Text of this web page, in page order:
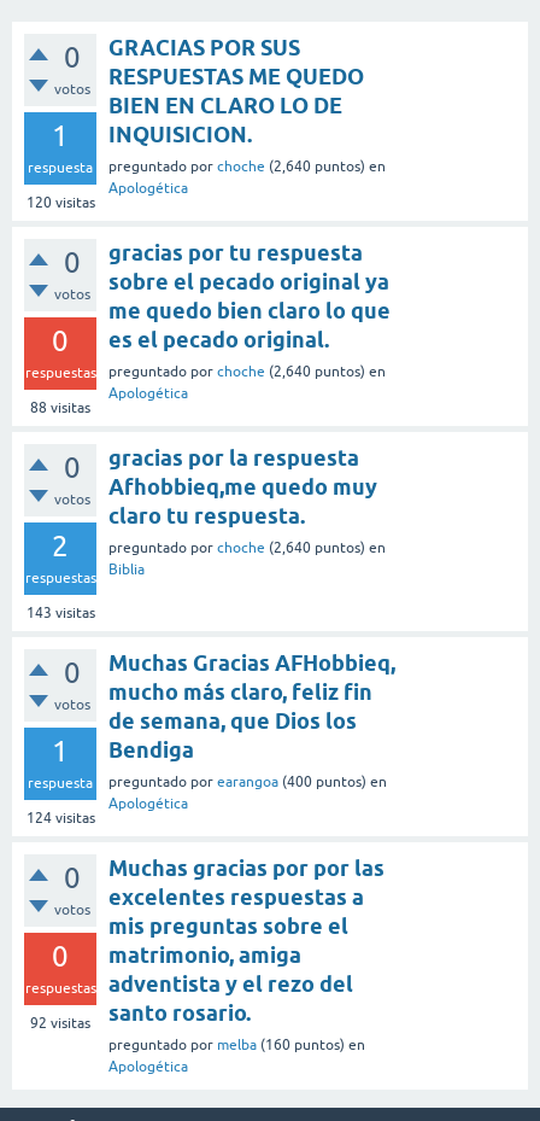
0
votos
1
respuesta
120visitas
GRACIAS POR SUS
RESPUESTAS ME QUEDO
BIEN EN CLARO LO DE
INQUISICION.
preguntado por choche (2,640 puntos) en
Apologética
0
votos
0
respuestas
88 visitas
gracias por tu respuesta
sobre el pecado original ya
me quedo bien claro lo que
es el pecado original.
preguntado por choche (2,640 puntos) en
Apologética
0
votos
2
respuestas
143 visitas
gracias por la respuesta
Afhobbieq,me quedo muy
claro tu respuesta.
preguntado por choche (2,640 puntos) en
Biblia
0
votos
1
respuesta
124visitas
Muchas Gracias AFHobbieq,
mucho más claro, feliz fin
de semana, que Dios los
Bendiga
preguntado por earangoa (400 puntos) en
Apologética
0
votos
0
respuestas
92 visitas
Muchas gracias por por las
excelentes respuestas a
mis preguntas sobre el
matrimonio, amiga
adventista y el rezo del
santo rosario.
preguntado por melba (160 puntos) en
Apologética